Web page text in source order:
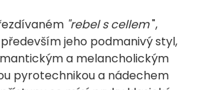
"rebel s cellem",
jeho podmanivý styl,
a melancholickým
pyrotechnikou a nádechem